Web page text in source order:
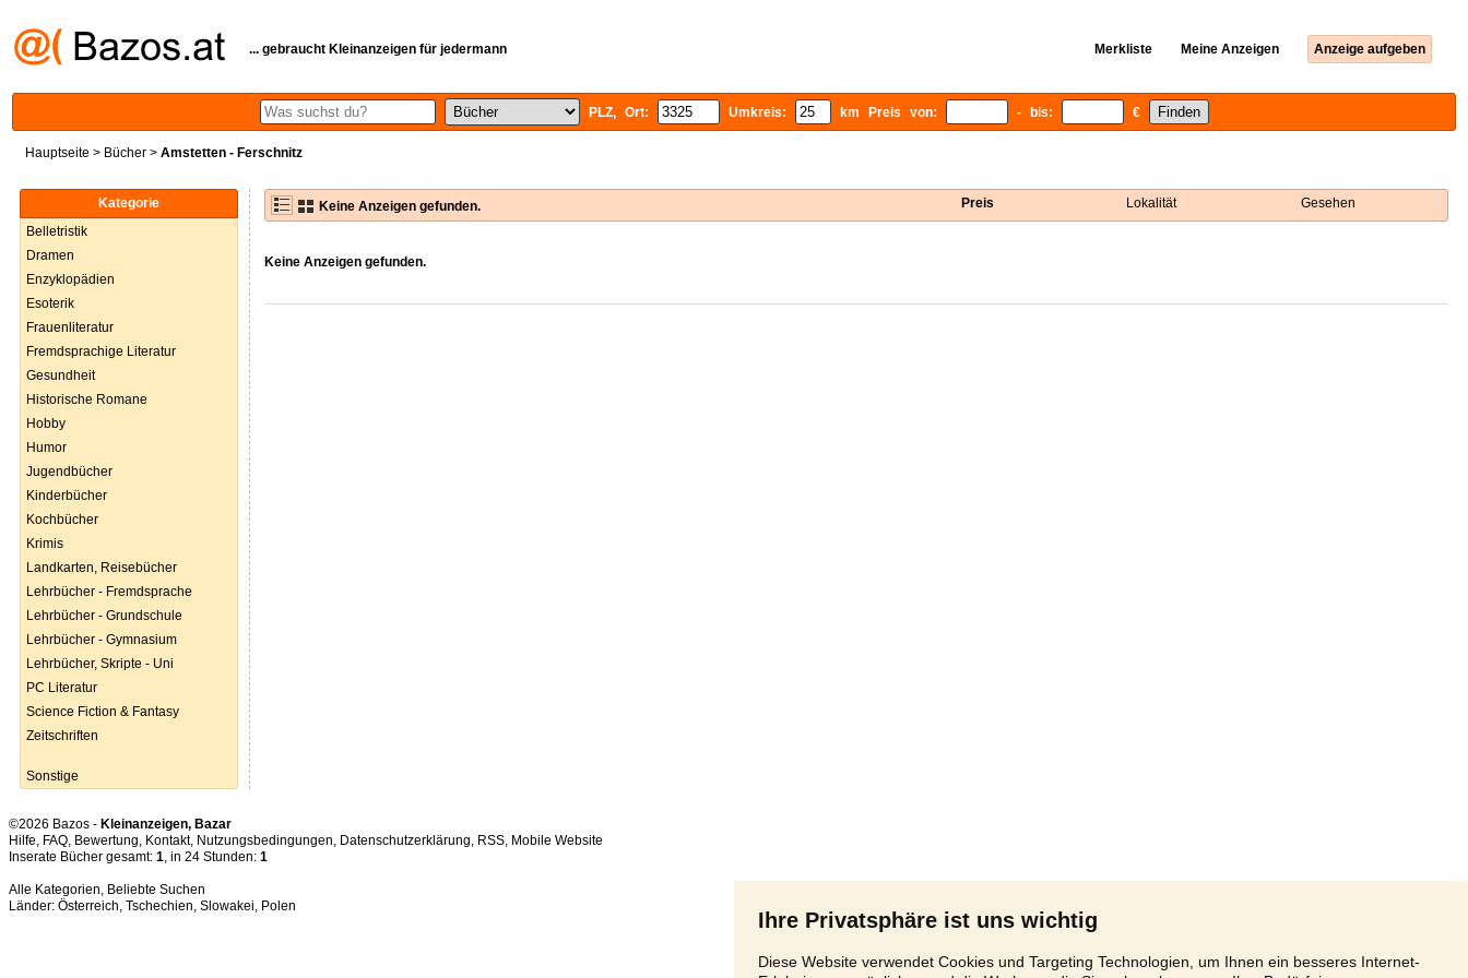
Ihre Privatsphäre ist uns wichtig
Diese Website verwendet Cookies und Targeting Technologien, um Ihnen ein besseres Internet-
... gebraucht Kleinanzeigen für jedermann Merkliste Meine Anzeigen Anzeige aufgeben
PLZ, Ort: Umkreis: km Preis von: - bis: €
Hauptseite > Bücher > Amstetten - Ferschnitz
Kategorie
Belletristik
Dramen
Enzyklopädien
Esoterik
Frauenliteratur
Fremdsprachige Literatur
Gesundheit
Historische Romane
Hobby
Humor
Jugendbücher
Kinderbücher
Kochbücher
Krimis
Landkarten, Reisebücher
Lehrbücher - Fremdsprache
Lehrbücher - Grundschule
Lehrbücher - Gymnasium
Lehrbücher, Skripte - Uni
PC Literatur
Science Fiction & Fantasy
Zeitschriften
Sonstige
Keine Anzeigen gefunden. Preis Lokalität Gesehen
Keine Anzeigen gefunden.
©2026 Bazos - Kleinanzeigen, Bazar
Hilfe, FAQ, Bewertung, Kontakt, Nutzungsbedingungen, Datenschutzerklärung, RSS,
Inserate Bücher gesamt: 1, in 24 Stunden: 1
Alle Kategorien, Beliebte Suchen
Länder: Österreich, Tschechien, Slowakei, Polen